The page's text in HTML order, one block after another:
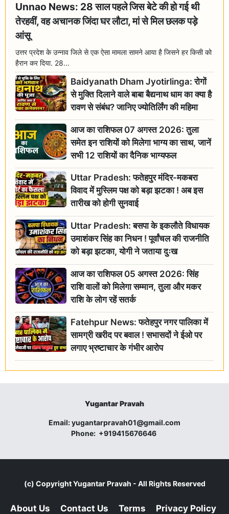
Unnao News: 28 साल पहले जिस बेटे की हो गई थी
तेरहवीं, वह अचानक जिंदा घर लौटा, मां से मिल छलक पड़े
आंसू
उत्तर प्रदेश के उन्नाव जिले से एक ऐसा मामला सामने आया है जिसने हर किसी को
हैरान कर दिया. 28...
Baidyanath Dham Jyotirlinga: रोगों
से मुक्ति दिलाने वाले बाबा बैद्यनाथ धाम का क्या है
रावण से संबंध? जानिए ज्योतिर्लिंग की महिमा
आज का राशिफल 07 अगस्त 2026: तुला
समेत इन राशियों को मिलेगा भाग्य का साथ, जानें
सभी 12 राशियों का दैनिक भाग्यफल
Uttar Pradesh: फतेहपुर मंदिर-मकबरा
विवाद में मुस्लिम पक्ष को बड़ा झटका ! अब इस
तारीख को होगी सुनवाई
Uttar Pradesh: बसपा के इकलौते विधायक
उमाशंकर सिंह का निधन ! पूर्वांचल की राजनीति
को बड़ा झटका, योगी ने जताया दुःख
आज का राशिफल 05 अगस्त 2026: सिंह
राशि वालों को मिलेगा सम्मान, तुला और मकर
राशि के लोग रहें सतर्क
Fatehpur News: फतेहपुर नगर पालिका में
सामग्री खरीद पर बवाल ! सभासदों ने ईओ पर
लगाए भ्रष्टाचार के गंभीर आरोप
Yugantar Pravah
Email:yugantarpravah01@gmail.com
Phone: +919415676646
(c) CopyrightYugantar Pravah - All Rights Reserved
About Us Contact Us Terms Privacy Policy